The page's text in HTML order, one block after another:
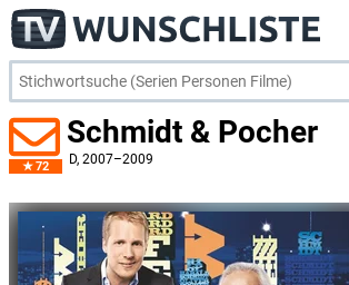
72
Schmidt & Pocher
D, 2007–2009